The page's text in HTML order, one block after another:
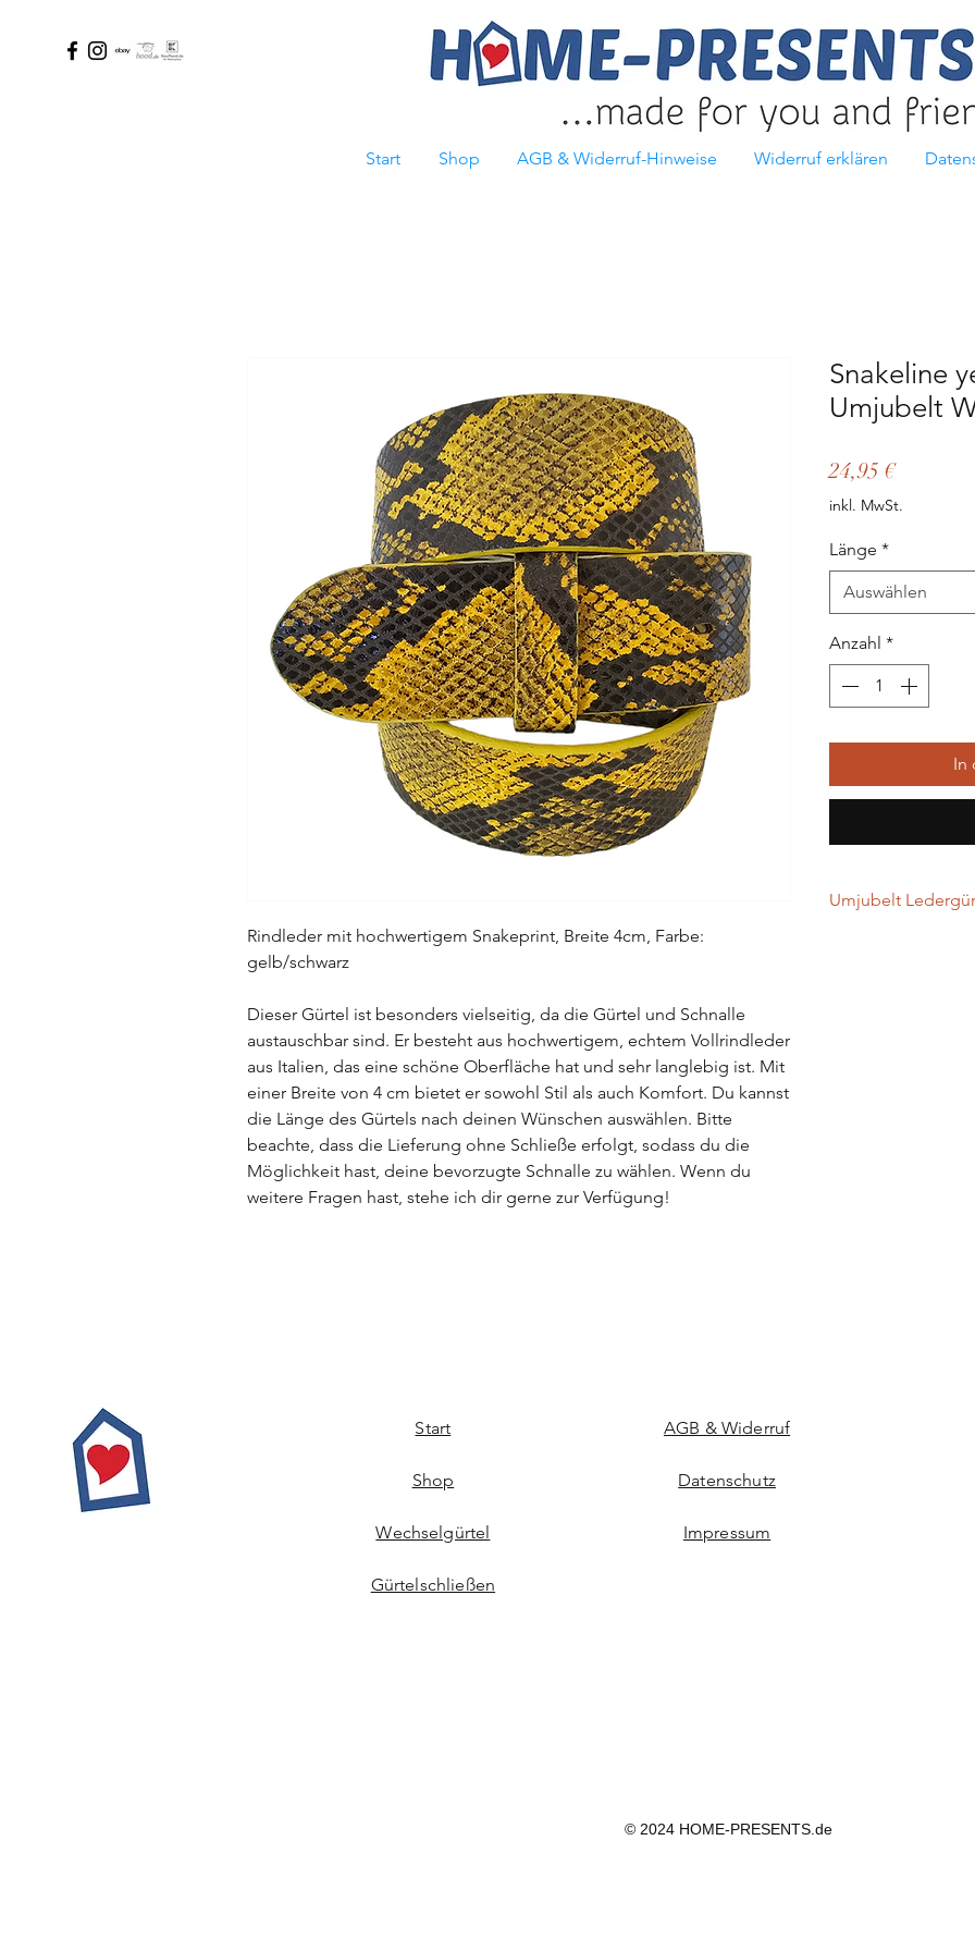
Start Shop AGB & Widerruf-Hinweise Widerruf erklären
Rindleder mit hochwertigem Snakeprint, Breite 4cm, Farbe:
gelb/schwarz
Dieser Gürtel ist besonders vielseitig, da die Gürtel und Schnalle
austauschbar sind. Er besteht aus hochwertigem, echtem Vollrindleder
aus Italien, das eine schöne Oberfläche hat und sehr langlebig ist. Mit
einer Breite von 4 cm bietet er sowohl Stil als auch Komfort. Du kannst
die Länge des Gürtels nach deinen Wünschen auswählen. Bitte
beachte, dass die Lieferung ohne Schließe erfolgt, sodass du die
Möglichkeit hast, deine bevorzugte Schnalle zu wählen. Wenn du
weitere Fragen hast, stehe ich dir gerne zur Verfügung!
Snakeline
Umjubelt
24,95 €Preis
inkl. MwSt.
Länge *
Auswählen
Anzahl *
In
Umjubelt
Start
Shop
Wechselgürtel
Gürtelschließen
AGB & Widerruf
Datenschutz
Impressum
© 2024 HOME-PRESENTS.de